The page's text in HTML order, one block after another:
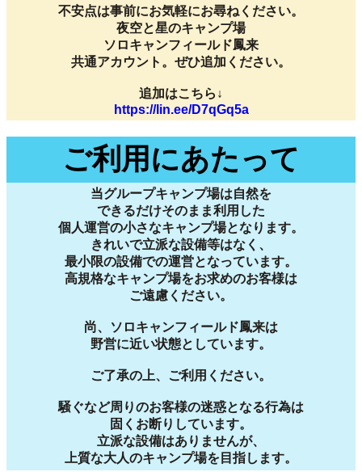
不安点は事前にお気軽にお尋ねください。
夜空と星のキャンプ場
ソロキャンフィールド鳳来
共通アカウント。ぜひ追加ください。
追加はこちら↓
https://lin.ee/D7qGq5a
ご利用にあたって
当グループキャンプ場は自然を
できるだけそのまま利用した
個人運営の小さなキャンプ場となります。
きれいで立派な設備等はなく、
最小限の設備での運営となっています。
高規格なキャンプ場をお求めのお客様は
ご遠慮ください。
尚、ソロキャンフィールド鳳来は
野営に近い状態としています。
ご了承の上、ご利用ください。
騒ぐなど周りのお客様の迷惑となる行為は
固くお断りしています。
立派な設備はありませんが、
上質な大人のキャンプ場を目指します。